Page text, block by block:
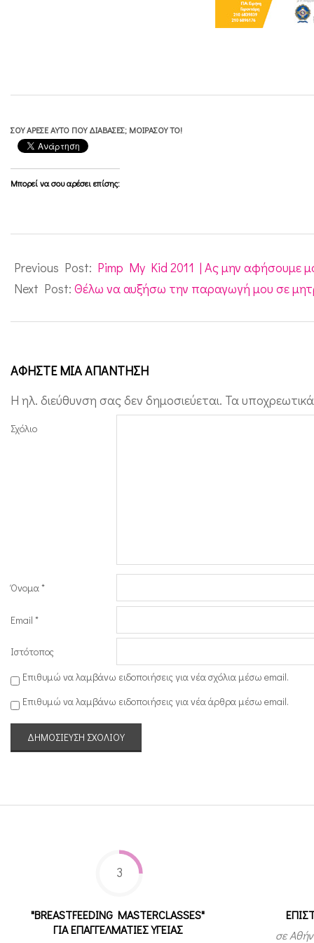
κ
ά
ΣΟΥ ΆΡΕΣΕ ΑΥΤΌ ΠΟΥ ΔΙΆΒΑΣΕΣ; ΜΟΙΡΆΣΟΥ ΤΟ!
Μπορεί να σου αρέσει επίσης:
05-
14
Previous Post: Pimp My Kid 2011 | Ας μην αφήσουμε
Next Post: Θέλω να αυξήσω την παραγωγή μου σε
ΑΦΉΣΤΕ ΜΙΑ ΑΠΆΝΤΗΣΗ
Η ηλ. διεύθυνση σας δεν δημοσιεύεται. Τα
Σχόλιο
Όνομα*
Email *
Ιστότοπος
Επιθυμώ να λαμβάνω ειδοποιήσεις για νέα σχόλια μέσω email.
Επιθυμώ να λαμβάνω ειδοποιήσεις για νέα άρθρα μέσω email.
3
"BREASTFEEDING MASTERCLASSES"
ΓΙΑ ΕΠΑΓΓΕΛΜΑΤΙΕΣ ΥΓΕΙΑΣ
σε